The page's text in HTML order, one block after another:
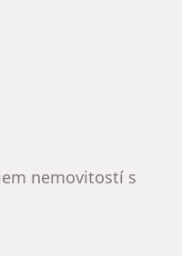
nemovitostí s